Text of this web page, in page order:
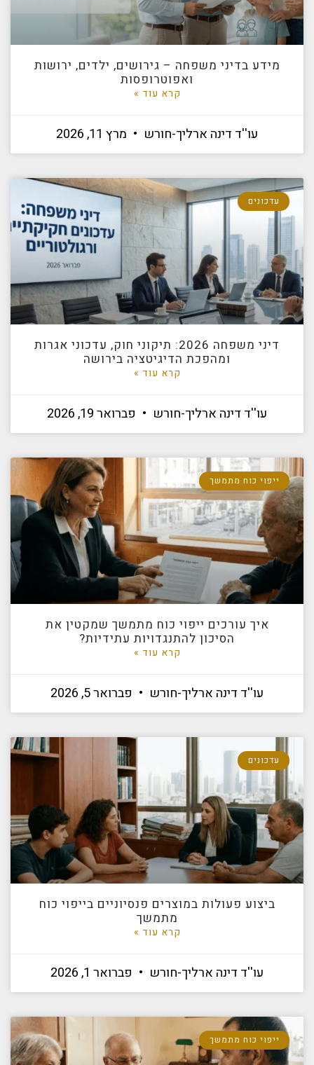
מידע בדיני משפחה – גירושים, ילדים, ירושות
ואפוטרופסות
קרא עוד »
עו''ד דינה ארליך-חורש מרץ 11, 2026
עדכונים
דיני משפחה 2026: תיקוני חוק, עדכוני אגרות
ומהפכת הדיגיטציה בירושה
קרא עוד »
עו''ד דינה ארליך-חורש פברואר 19, 2026
ייפוי כוח מתמשך
איך עורכים ייפוי כוח מתמשך שמקטין את
הסיכון להתנגדויות עתידיות?
קרא עוד »
עו''ד דינה ארליך-חורש פברואר 5, 2026
עדכונים
ביצוע פעולות במוצרים פנסיוניים בייפוי כוח
מתמשך
קרא עוד »
עו''ד דינה ארליך-חורש פברואר 1, 2026
ייפוי כוח מתמשך